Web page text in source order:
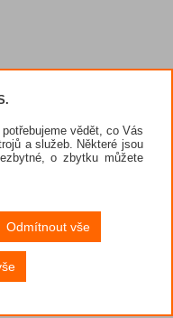
vědět, co Vás
a služeb. Některé jsou
o zbytku můžete
Odmítnout vše